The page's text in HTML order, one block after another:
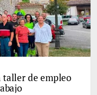
taller de empleo